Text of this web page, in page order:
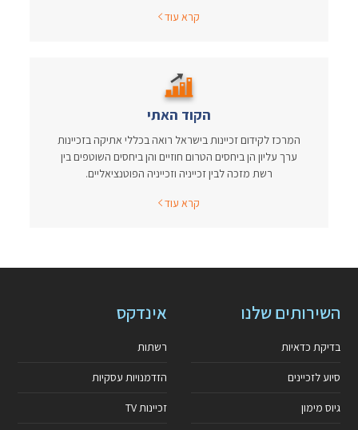
קרא עוד
הקוד האתי
המרכז לקידום זכיינות בישראל רואה בכללי אתיקה בזכיינות
ערך עליון הן ביחסים הטרום חוזיים והן ביחסים השוטפים בין
רשת מזכה לבין זכייניה וזכייניה הפוטנציאליים.
קרא עוד
השירותים שלנו
בדיקת כדאיות
סיוע לזכיינים
גיוס מימון
אינדקס
רשתות
הזדמנויות עסקיות
זכיינות TV